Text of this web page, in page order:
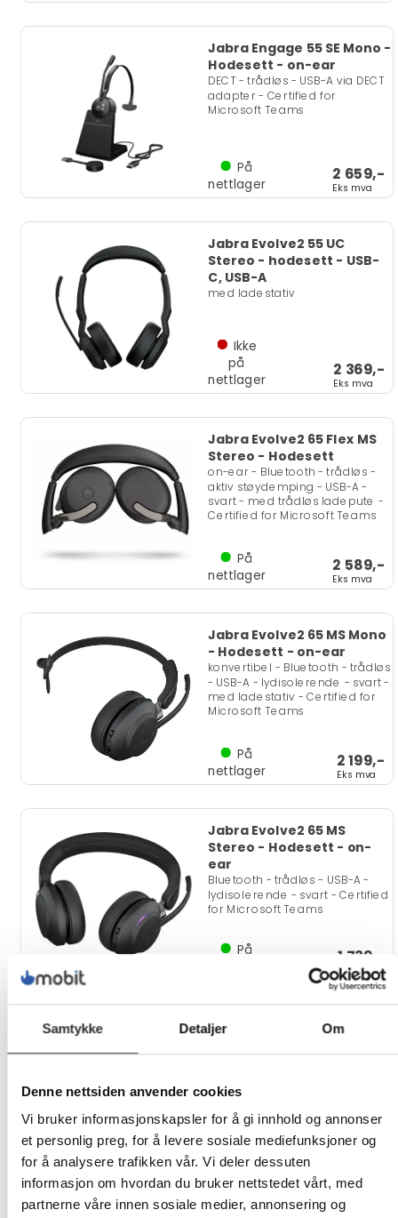
Samtykke Detaljer Om
Denne nettsiden anvender cookies
Vi bruker informasjonskapsler for å gi innhold og annonser
et personlig preg, for å levere sosiale mediefunksjoner og
for å analysere trafikken vår. Vi deler dessuten
informasjon om hvordan du bruker nettstedet vårt, med
partnerne våre innen sosiale medier, annonsering og
Jabra Engage 55 SE Mono -
Hodesett - on-ear
DECT - trådløs - USB-A via DECT
adapter - Certified for
Microsoft Teams
2 659,-
Eks mva
På
nettlager
Jabra Evolve2 55 UC
Stereo - hodesett - USB-
C, USB-A
med ladestativ
2 369,-
Eks mva
Ikke
på
nettlager
Jabra Evolve2 65 Flex MS
Stereo - Hodesett
on-ear - Bluetooth - trådløs -
aktiv støydemping - USB-A -
svart - med trådløs ladepute -
Certified for Microsoft Teams
2 589,-
Eks mva
På
nettlager
Jabra Evolve2 65 MS Mono
- Hodesett - on-ear
konvertibel - Bluetooth - trådløs
- USB-A - lydisolerende - svart -
med ladestativ - Certified for
Microsoft Teams
2 199,-
Eks mva
På
nettlager
Jabra Evolve2 65 MS
Stereo - Hodesett - on-
ear
Bluetooth - trådløs - USB-A -
lydisolerende - svart - Certified
for Microsoft Teams
1 739,-
Eks mva
På
Jabra Evolve2 Buds MS -
i øret - Bluetooth - aktiv
Bluetooth-adapter -
lydisolerende - svart - Certified
2 699,-
Eks mva
På
nettlager